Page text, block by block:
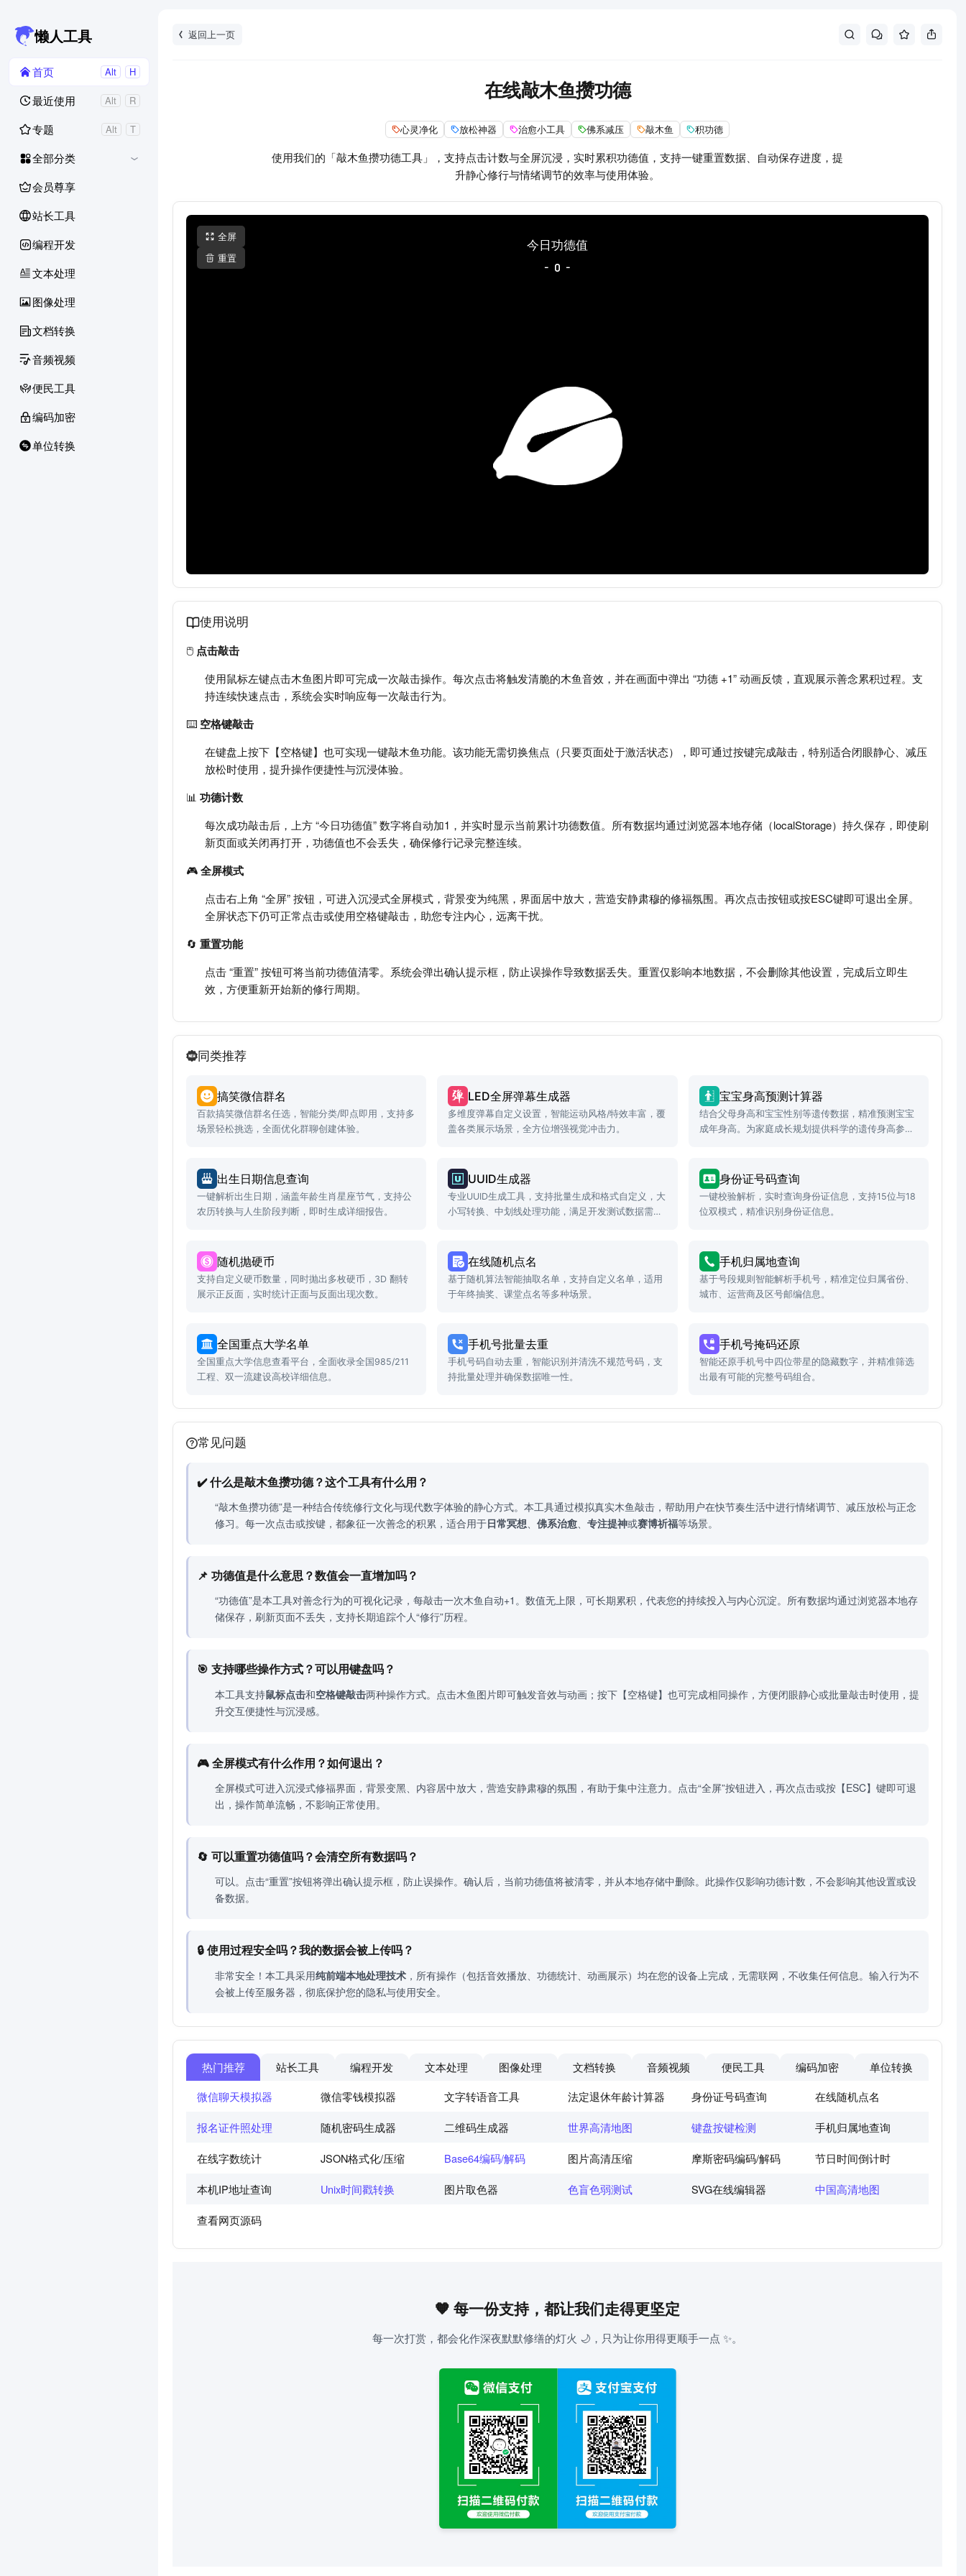
懒人工具
首页 Alt H
最近使用 Alt R
专题 Alt T
全部分类
会员尊享
站长工具
编程开发
文本处理
图像处理
文档转换
音频视频
便民工具
编码加密
单位转换
返回上一页
在线敲木鱼攒功德
心灵净化 放松神器 治愈小工具 佛系减压 敲木鱼 积功德
使用我们的「敲木鱼攒功德工具」，支持点击计数与全屏沉浸，实时累积功德值，支持一键重置数据、自动保存进度，提
升静心修行与情绪调节的效率与使用体验。
今日功德值
- 0 -
全屏
重置
使用说明
🖱️ 点击敲击
使用鼠标左键点击木鱼图片即可完成一次敲击操作。每次点击将触发清脆的木鱼音效，并在画面中弹出 “功德 +1” 动画反馈，直观展示善念累积过程。支
持连续快速点击，系统会实时响应每一次敲击行为。
⌨️ 空格键敲击
在键盘上按下【空格键】也可实现一键敲木鱼功能。该功能无需切换焦点（只要页面处于激活状态），即可通过按键完成敲击，特别适合闭眼静心、减压
放松时使用，提升操作便捷性与沉浸体验。
📊 功德计数
每次成功敲击后，上方 “今日功德值” 数字将自动加1，并实时显示当前累计功德数值。所有数据均通过浏览器本地存储（localStorage）持久保存，即使刷
新页面或关闭再打开，功德值也不会丢失，确保修行记录完整连续。
🎮全屏模式
点击右上角 “全屏” 按钮，可进入沉浸式全屏模式，背景变为纯黑，界面居中放大，营造安静肃穆的修福氛围。再次点击按钮或按ESC键即可退出全屏。
全屏状态下仍可正常点击或使用空格键敲击，助您专注内心，远离干扰。
🔄 重置功能
点击 “重置” 按钮可将当前功德值清零。系统会弹出确认提示框，防止误操作导致数据丢失。重置仅影响本地数据，不会删除其他设置，完成后立即生
效，方便重新开始新的修行周期。
同类推荐
搞笑微信群名
百款搞笑微信群名任选，智能分类/即点即用，支持多
场景轻松挑选，全面优化群聊创建体验。
LED全屏弹幕生成器
多维度弹幕自定义设置，智能运动风格/特效丰富，覆
盖各类展示场景，全方位增强视觉冲击力。
宝宝身高预测计算器
结合父母身高和宝宝性别等遗传数据，精准预测宝宝
成年身高。为家庭成长规划提供科学的遗传身高参
出生日期信息查询
一键解析出生日期，涵盖年龄生肖星座节气，支持公
农历转换与人生阶段判断，即时生成详细报告。
UUID生成器
专业UUID生成工具，支持批量生成和格式自定义，大
小写转换、中划线处理功能，满足开发测试数据需
身份证号码查询
一键校验解析，实时查询身份证信息，支持15位与18
位双模式，精准识别身份证信息。
随机抛硬币
支持自定义硬币数量，同时抛出多枚硬币，3D 翻转
展示正反面，实时统计正面与反面出现次数。
在线随机点名
基于随机算法智能抽取名单，支持自定义名单，适用
于年终抽奖、课堂点名等多种场景。
手机归属地查询
基于号段规则智能解析手机号，精准定位归属省份、
城市、运营商及区号邮编信息。
全国重点大学名单
全国重点大学信息查看平台，全面收录全国985/211
工程、双一流建设高校详细信息。
手机号批量去重
手机号码自动去重，智能识别并清洗不规范号码，支
持批量处理并确保数据唯一性。
手机号掩码还原
智能还原手机号中四位带星的隐藏数字，并精准筛选
出最有可能的完整号码组合。
常见问题
✔️ 什么是敲木鱼攒功德？这个工具有什么用？
“敲木鱼攒功德”是一种结合传统修行文化与现代数字体验的静心方式。本工具通过模拟真实木鱼敲击，帮助用户在快节奏生活中进行情绪调节、减压放松与正念
修习。每一次点击或按键，都象征一次善念的积累，适合用于日常冥想 佛系治愈 专注提神或赛博祈福等场景。
📌 功德值是什么意思？数值会一直增加吗？
“功德值”是本工具对善念行为的可视化记录，每敲击一次木鱼自动+1。数值无上限，可长期累积，代表您的持续投入与内心沉淀。所有数据均通过浏览器本地存
储保存，刷新页面不丢失，支持长期追踪个人“修行”历程。
🎯 支持哪些操作方式？可以用键盘吗？
本工具支持鼠标点击和空格键敲击两种操作方式。点击木鱼图片即可触发音效与动画；按下【空格键】也可完成相同操作，方便闭眼静心或批量敲击时使用，提
升交互便捷性与沉浸感。
🎮 全屏模式有什么作用？如何退出？
全屏模式可进入沉浸式修福界面，背景变黑、内容居中放大，营造安静肃穆的氛围，有助于集中注意力。点击“全屏”按钮进入，再次点击或按【ESC】键即可退
出，操作简单流畅，不影响正常使用。
🔄 可以重置功德值吗？会清空所有数据吗？
可以。点击“重置”按钮将弹出确认提示框，防止误操作。确认后，当前功德值将被清零，并从本地存储中删除。此操作仅影响功德计数，不会影响其他设置或设
备数据。
🔒 使用过程安全吗？我的数据会被上传吗？
非常安全！本工具采用纯前端本地处理技术 ，所有操作（包括音效播放、功德统计、动画展示）均在您的设备上完成，无需联网，不收集任何信息。输入行为不
会被上传至服务器，彻底保护您的隐私与使用安全。
热门推荐 站长工具 编程开发 文本处理 图像处理 文档转换 音频视频 便民工具 编码加密
单位转换
微信聊天模拟器
微信零钱模拟器 文字转语音工具 法定退休年龄计算器 身份证号码查询 在线随机点名
报名证件照处理 随机密码生成器 二维码生成器 世界高清地图 键盘按键检测 手机归属地查询
在线字数统计 JSON格式化/压缩 Base64编码/解码 图片高清压缩 摩斯密码编码/解码 节日时间倒计时
本机IP地址查询 Unix时间戳转换 图片取色器 色盲色弱测试 SVG在线编辑器 中国高清地图
查看网页源码
🧡 每一份支持，都让我们走得更坚定
每一次打赏，都会化作深夜默默修缮的灯火 🌙，只为让你用得更顺手一点 ✨。